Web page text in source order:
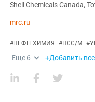
Shell Chemicals Canada,
mrc.ru
#НЕФТЕХИМИЯ #ПСС/М #
Еще 6 +Добавить